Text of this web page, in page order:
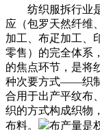
纺织服拆行业是
应（包罗天然纤维
加工、布疋加工、
零售）的完全体系
的焦点环节，是将
种次要方式——织制
合用于出产平纹布
织的方式构成织物
布料。
布产量是